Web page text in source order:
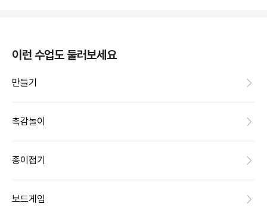
이런 수업도 둘러보세요
만들기
촉감놀이
종이접기
보드게임